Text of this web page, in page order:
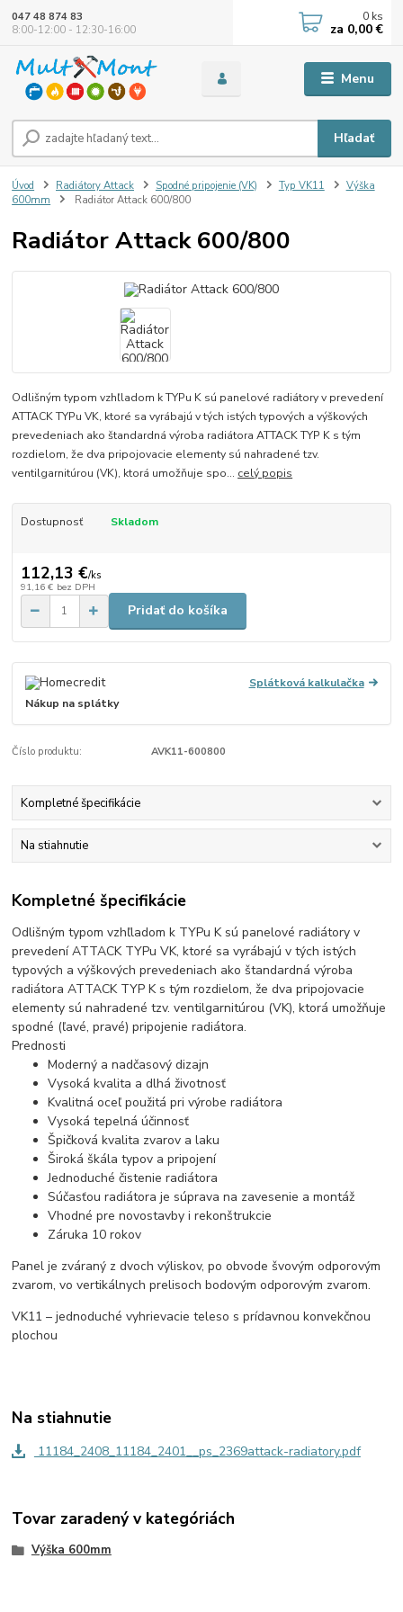
Menu
Hľadať
047 48 874 83
8:00-12:00 - 12:30-16:00
0 ks
za 0,00 €
Úvod Radiátory Attack Spodné pripojenie (VK) Typ VK11
Výška
600mm
Radiátor Attack 600/800
Radiátor Attack 600/800
Odlišným typom vzhľladom k TYPu K sú panelové radiátory v prevedení
ATTACK TYPu VK, ktoré sa vyrábajú v tých istých typových a výškových
prevedeniach ako štandardná výroba radiátora ATTACK TYP K s tým
rozdielom, že dva pripojovacie elementy sú nahradené tzv.
ventilgarnitúrou (VK), ktorá umožňuje spo... celý popis
Dostupnosť Skladom
112,13 €/ks
91,16 € bez DPH
Pridať do košíka
Splátková kalkulačka
Nákup na splátky
Číslo produktu: AVK11-600800
Kompletné špecifikácie
Na stiahnutie
Kompletné špecifikácie
Odlišným typom vzhľladom k TYPu K sú panelové radiátory v
prevedení ATTACK TYPu VK, ktoré sa vyrábajú v tých istých
typových a výškových prevedeniach ako štandardná výroba
radiátora ATTACK TYP K s tým rozdielom, že dva pripojovacie
elementy sú nahradené tzv. ventilgarnitúrou (VK), ktorá umožňuje
spodné (ľavé, pravé) pripojenie radiátora.
Prednosti
Moderný a nadčasový dizajn
Vysoká kvalita a dlhá životnosť
Kvalitná oceľ použitá pri výrobe radiátora
Vysoká tepelná účinnosť
Špičková kvalita zvarov a laku
Široká škála typov a pripojení
Jednoduché čistenie radiátora
Súčasťou radiátora je súprava na zavesenie a montáž
Vhodné pre novostavby i rekonštrukcie
Záruka 10 rokov
Panel je zváraný z dvoch výliskov, po obvode švovým odporovým
zvarom, vo vertikálnych prelisoch bodovým odporovým zvarom.
VK11 – jednoduché vyhrievacie teleso s prídavnou konvekčnou
plochou
Na stiahnutie
11184_2408_11184_2401__ps_2369attack-radiatory.pdf
Tovar zaradený v kategóriách
Výška 600mm